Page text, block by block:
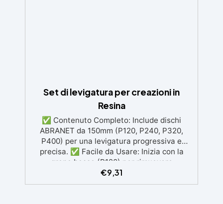
Set di levigatura per creazioni in
Resina
✅ Contenuto Completo: Include dischi
ABRANET da 150mm (P120, P240, P320,
P400) per una levigatura progressiva e
precisa. ✅ Facile da Usare: Inizia con la
grana bassa (P120) per rimuovere
imperfezioni e passa progressivamente a
grane più fini per una finitura omogenea. ✅
€9,31